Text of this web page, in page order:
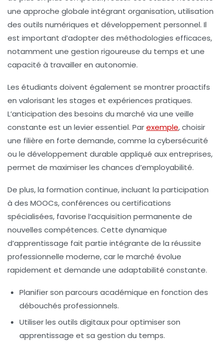
une approche globale intégrant organisation, utilisation
des outils numériques et développement personnel. Il
est important d’adopter des méthodologies efficaces,
notamment une gestion rigoureuse du temps et une
capacité à travailler en autonomie.
Les étudiants doivent également se montrer proactifs
en valorisant les stages et expériences pratiques.
L’anticipation des besoins du marché via une veille
constante est un levier essentiel. Parexemple, choisir
une filière en forte demande, comme la cybersécurité
ou le développement durable appliqué aux entreprises,
permet de maximiser les chances d’employabilité.
De plus, la formation continue, incluant la participation
à des MOOCs, conférences ou certifications
spécialisées, favorise l’acquisition permanente de
nouvelles compétences. Cette dynamique
d’apprentissage fait partie intégrante de la réussite
professionnelle moderne, car le marché évolue
rapidement et demande une adaptabilité constante.
Planifier son parcours académique en fonction des
débouchés professionnels.
Utiliser les outils digitaux pour optimiser son
apprentissage et sa gestion du temps.